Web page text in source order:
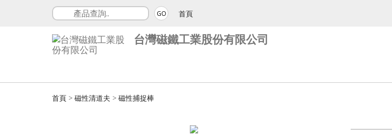
GO 首頁
台灣磁鐵工業股份有限公司
首頁 > 磁性清道夫 > 磁性捕捉棒